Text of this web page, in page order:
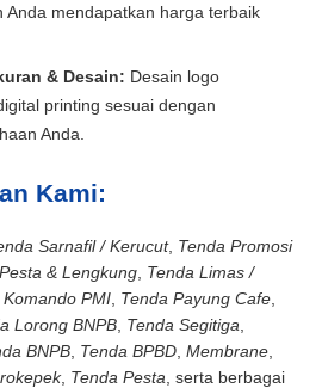
Anda mendapatkan harga terbaik
& Desain: Desain logo
printing sesuai dengan
Anda.
Kami:
Sarnafil / Kerucut, Tenda Promosi
& Lengkung Tenda Limas /
PMI Tenda Payung Cafe
Lorong BNPB Tenda Segitiga
BNPB Tenda BPBD Membrane
, Tenda Pesta , serta berbagai